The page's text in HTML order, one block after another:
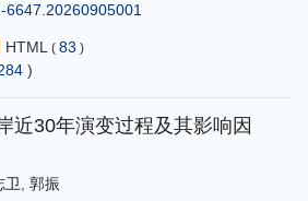
HTML ( 83 )
)
近30年演变过程及其影响因
卫
郭振